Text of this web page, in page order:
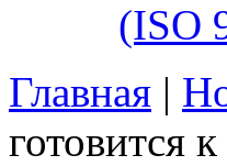
(ISO
Главная |
готовится